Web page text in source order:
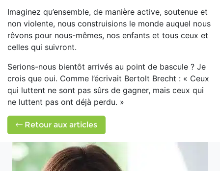
Imaginez qu’ensemble, de manière active, soutenue et
non violente, nous construisions le monde auquel nous
rêvons pour nous-mêmes, nos enfants et tous ceux et
celles qui suivront.
Serions-nous bientôt arrivés au point de bascule ? Je
crois que oui. Comme l’écrivait Bertolt Brecht : « Ceux
qui luttent ne sont pas sûrs de gagner, mais ceux qui
ne luttent pas ont déjà perdu. »
Retour aux articles